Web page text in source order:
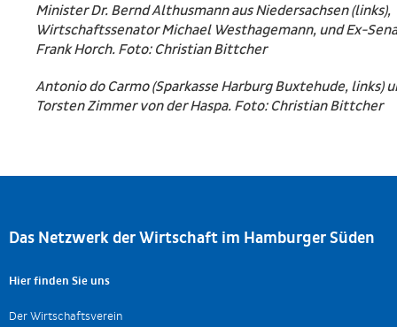
Minister Dr. Bernd Althusmann aus Niedersachsen (links),
Wirtschaftssenator Michael Westhagemann, und Ex-
Frank Horch. Foto: Christian Bittcher
Antonio do Carmo (Sparkasse Harburg Buxtehude, links)
Torsten Zimmer von der Haspa. Foto: Christian Bittcher
Das Netzwerk der Wirtschaft im Hamburger Süden
Hier finden Sie uns
Der Wirtschaftsverein